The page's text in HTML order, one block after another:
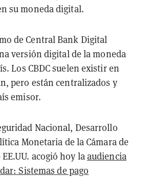
su moneda digital.
de Central Bank Digital
versión digital de la moneda
Los CBDC suelen existir en
pero están centralizados y
emisor.
Nacional, Desarrollo
Monetaria de la Cámara de
acogió hoy laaudiencia
Sistemas de pago